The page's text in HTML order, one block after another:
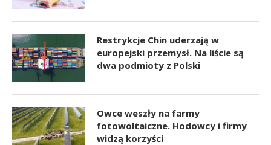
Restrykcje Chin uderzają w
europejski przemysł. Na liście są
dwa podmioty z Polski
Owce weszły na farmy
fotowoltaiczne. Hodowcy i firmy
widzą korzyści